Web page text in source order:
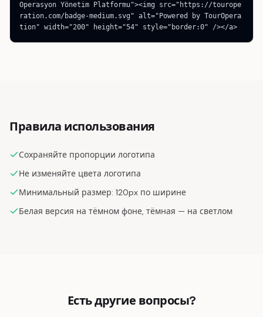
Operasyon Yönetim Platformu"><img src="https://tourope
ration.com/badge-medium.svg" alt="Powered by TourOpera
tion" width="200" height="54" style="border:0" /></a>
Правила использования
Сохраняйте пропорции логотипа
Не изменяйте цвета логотипа
Минимальный размер: 120px по ширине
Белая версия на тёмном фоне, тёмная — на светлом
Есть другие вопросы?